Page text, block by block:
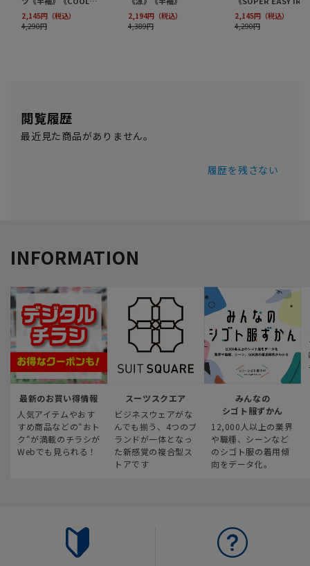
閲覧履歴
最近見た商品がありません。
履歴を残さない
INFORMATION
最新のお買い得情報
人気アイテムやおす
すめ商品などの“おト
ク“が満載のチラシが
Webでも見られる！
スーツスクエア
ビジネスウェアがな
んでも揃う、4つのブ
ランドが一体となっ
た新感覚の複合型ス
トアです
みんなの
シゴト服ずかん
12,000人以上の業界
や職種、シーンなど
のシゴト服の着用傾
向をデータ化。